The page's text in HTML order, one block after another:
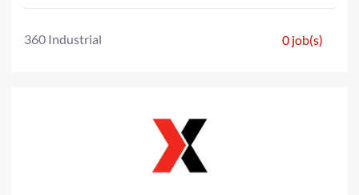
360 Industrial 0 job(s)